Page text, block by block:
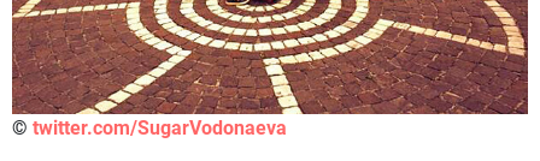
© twitter.com/SugarVodonaeva